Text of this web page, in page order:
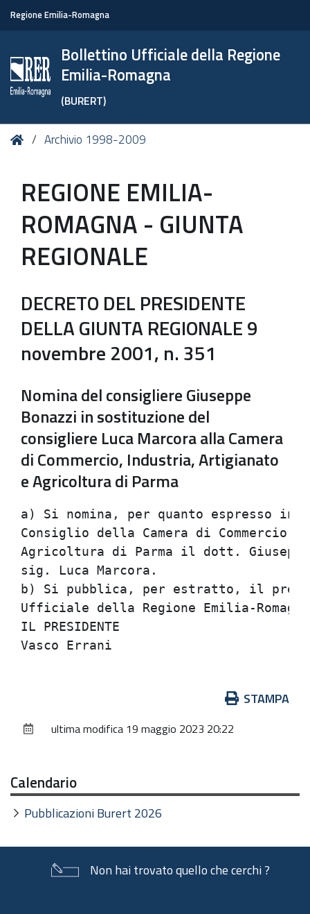
Regione Emilia-Romagna
Bollettino Ufficiale della Regione
Emilia-Romagna
(BURERT)
Tu HomeArchivio 1998-2009
REGIONE EMILIA-
ROMAGNA - GIUNTA
REGIONALE
DECRETO DEL PRESIDENTE
DELLA GIUNTA REGIONALE 9
novembre 2001, n. 351
Nomina del consigliere Giuseppe
Bonazzi in sostituzione del
consigliere Luca Marcora alla Camera
di Commercio, Industria, Artigianato
e Agricoltura di Parma
a) Si nomina, per quanto
Consiglio della Camera di
Agricoltura di Parma il dott.
sig.
b) Si pubblica, per
Ufficiale della
IL
documento
STAMPA
ultima modifica 19 maggio 2023 20:22
Calendario
Pubblicazioni Burert 2026
Non hai trovato quello che cerchi ?